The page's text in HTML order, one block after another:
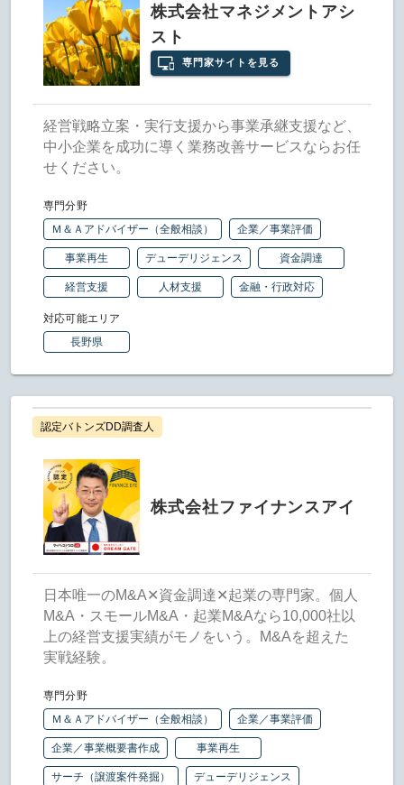
株式会社マネジメントアシ
スト
専門家サイトを見る
経営戦略立案・実行支援から事業承継支援など、
中小企業を成功に導く業務改善サービスならお任
せください。
専門分野
Ｍ＆Ａアドバイザー（全般相談）
企業／事業評価
事業再生 デューデリジェンス 資金調達
経営支援 人材支援 金融・行政対応
対応可能エリア
長野県
認定バトンズDD調査人
株式会社ファイナンスアイ
日本唯一のM&A✕資金調達✕起業の専門家。個人
M&A・スモールM&A・起業M&Aなら10,000社以
上の経営支援実績がモノをいう。M&Aを超えた
実戦経験。
専門分野
Ｍ＆Ａアドバイザー（全般相談）
企業／事業評価
企業／事業概要書作成 事業再生
サーチ（譲渡案件発掘） デューデリジェンス